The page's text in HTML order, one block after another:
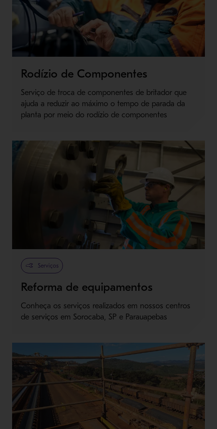
Rodízio de Componentes
Serviço de troca de componentes de britador que
ajuda a reduzir ao máximo o tempo de parada da
planta por meio do rodízio de componentes
Serviços
Reforma de equipamentos
Conheça os serviços realizados em nossos centros
de serviços em Sorocaba, SP e Parauapebas